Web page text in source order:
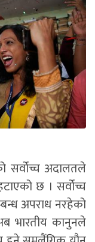
सर्वोच्च अदालतले
छ । सर्वोच्च
अपराध नरहेको
भारतीय कानुनले